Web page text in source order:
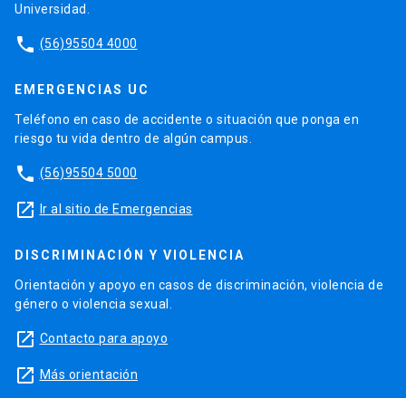
Universidad.
phone (56)95504 4000
EMERGENCIAS UC
Teléfono en caso de accidente o situación que ponga en
riesgo tu vida dentro de algún campus.
phone (56)95504 5000
launch Ir al sitio de Emergencias
DISCRIMINACIÓN Y VIOLENCIA
Orientación y apoyo en casos de discriminación, violencia de
género o violencia sexual.
launch Contacto para apoyo
launch Más orientación